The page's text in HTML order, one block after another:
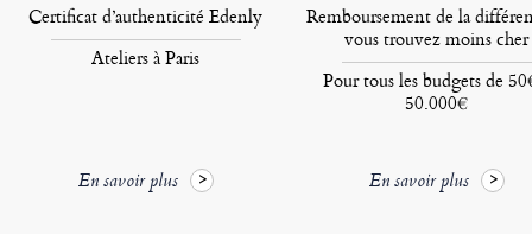
Certificat d’authenticité Edenly
Ateliers à Paris
En savoir plus
Remboursement de la
vous trouvez moins cher
Pour tous les budgets de
50.000€
En savoir plus